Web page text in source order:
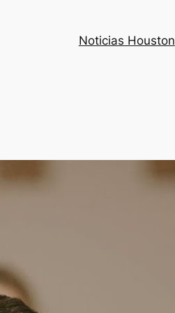
Noticias Houston